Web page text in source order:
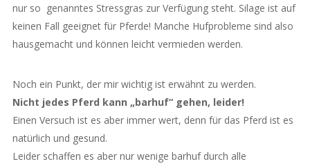
nur so genanntes Stressgras zur Verfügung steht. Silage ist auf
keinen Fall geeignet für Pferde! Manche Hufprobleme sind also
hausgemacht und können leicht vermieden werden.
Noch ein Punkt, der mir wichtig ist erwähnt zu werden.
Nicht jedes Pferd kann „barhuf“ gehen, leider!
Einen Versuch ist es aber immer wert, denn für das Pferd ist es
natürlich und gesund.
Leider schaffen es aber nur wenige barhuf durch alle